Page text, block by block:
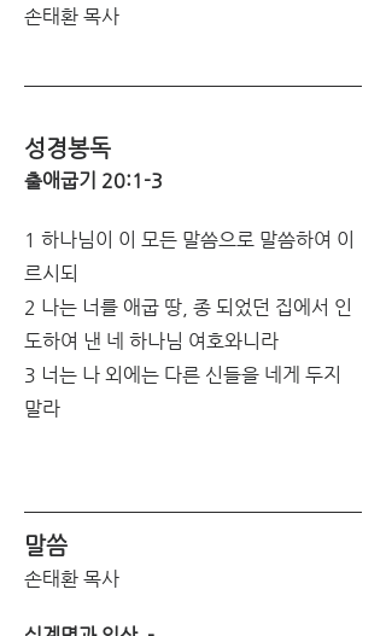
손태환 목사
성경봉독
출애굽기 20:1-3
1 하나님이 이 모든 말씀으로 말씀하여 이
르시되
2 나는 너를 애굽 땅, 종 되었던 집에서 인
도하여 낸 네 하나님 여호와니라
3 너는 나 외에는 다른 신들을 네게 두지
말라
말씀
손태환 목사